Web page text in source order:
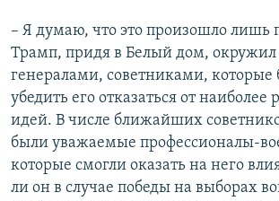
– Я думаю, что это произошло лишь
Трамп, придя в Белый дом, окружил
генералами, советниками, которые
убедить его отказаться от
идей. В числе ближайших
были уважаемые профессионалы-
которые смогли оказать на него
ли он в случае победы на выборах